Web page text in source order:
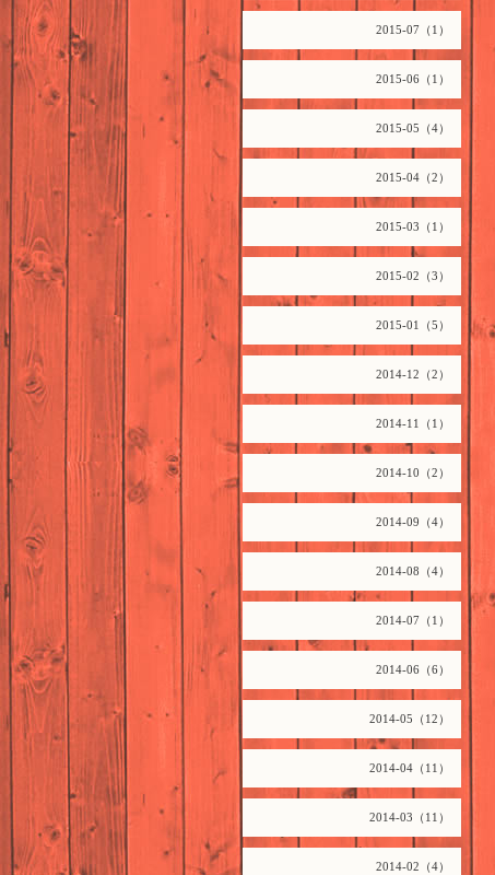
2015-07（1）
2015-06（1）
2015-05（4）
2015-04（2）
2015-03（1）
2015-02（3）
2015-01（5）
2014-12（2）
2014-11（1）
2014-10（2）
2014-09（4）
2014-08（4）
2014-07（1）
2014-06（6）
2014-05（12）
2014-04（11）
2014-03（11）
2014-02（4）